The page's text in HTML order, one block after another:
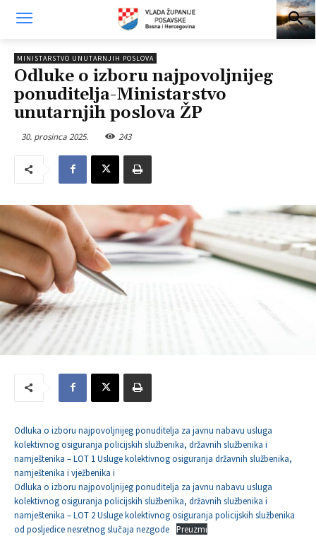
MINISTARSTVO UNUTARNJIH POSLOVA
Odluke o izboru najpovoljnijeg
ponuditelja-Ministarstvo
unutarnjih poslova ŽP
30. prosinca 2025. 243
Odluka o izboru najpovoljnijeg ponuditelja za javnu nabavu usluga
kolektivnog osiguranja policijskih službenika, državnih službenika i
namještenika – LOT 1 Usluge kolektivnog osiguranja državnih službenika,
namještenika i vježbenika i
Odluka o izboru najpovoljnijeg ponuditelja za javnu nabavu usluga
kolektivnog osiguranja policijskih službenika, državnih službenika i
namještenika – LOT 2 Usluge kolektivnog osiguranja policijskih službenika
od posljedice nesretnog slučaja nezgode
Preuzmi